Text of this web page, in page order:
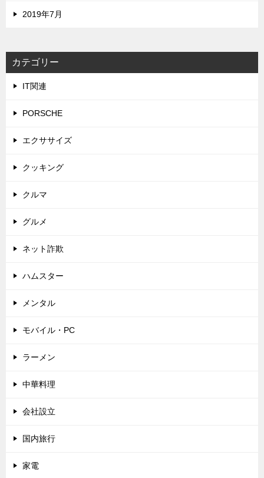
2019年7月
カテゴリー
IT関連
PORSCHE
エクササイズ
クッキング
クルマ
グルメ
ネット詐欺
ハムスター
メンタル
モバイル・PC
ラーメン
中華料理
会社設立
国内旅行
家電